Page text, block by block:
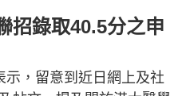
招錄取40.5分之申
，留意到近日網上及社